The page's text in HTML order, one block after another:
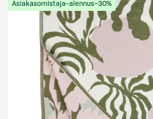
Avaa tuotekuva suurennettuna
Asiakasomistaja-alennus−30%